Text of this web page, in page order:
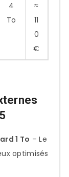
dur
S ?
USB 3.0
disques
4
To
≈
11
0
€
1 To – Le
optimisés